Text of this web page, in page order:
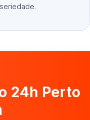
24h Perto